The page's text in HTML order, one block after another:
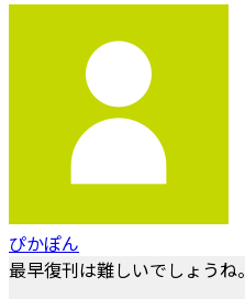
ぴかぽん
最早復刊は難しいでしょうね。